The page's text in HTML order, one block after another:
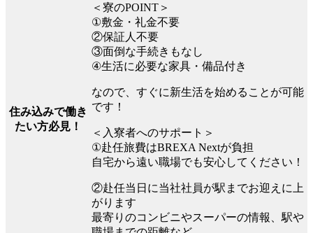
住み込みで働き
たい方必見！
＜寮のPOINT＞
①敷金・礼金不要
②保証人不要
③面倒な手続きもなし
④生活に必要な家具・備品付き
なので、すぐに新生活を始めることが可能
です！
＜入寮者へのサポート＞
①赴任旅費はBREXA Nextが負担
自宅から遠い職場でも安心してください！
②赴任当日に当社社員が駅までお迎えに上
がります
最寄りのコンビニやスーパーの情報、駅や